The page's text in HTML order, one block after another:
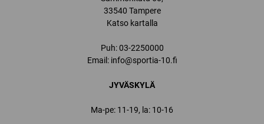
33540 Tampere
Katso kartalla
Puh:03-2250000
Email: info@sportia-10.fi
JYVÄSKYLÄ
Ma-pe: 11-19, la: 10-16